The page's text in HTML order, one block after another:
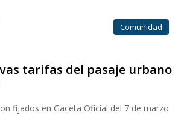
Comunidad
tarifas del pasaje urbano
fijados en Gaceta Oficial del 7 de marzo